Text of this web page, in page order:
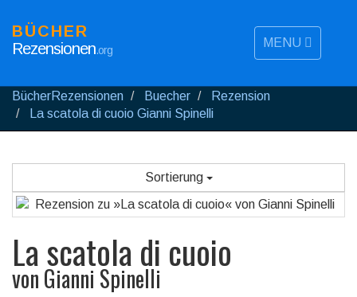
MENU
BÜCHER
Rezensionen.org
BücherRezensionen Buecher
Rezension
La scatola di cuoio Gianni Spinelli
Sortierung
La scatola di cuoio
vonGianni Spinelli